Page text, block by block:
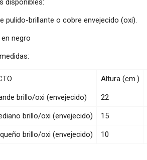
pulido-brillante o cobre envejecido (oxi).
negro
Altura (cm.)
brillo/oxi (envejecido) 22
brillo/oxi (envejecido) 15
brillo/oxi (envejecido) 10